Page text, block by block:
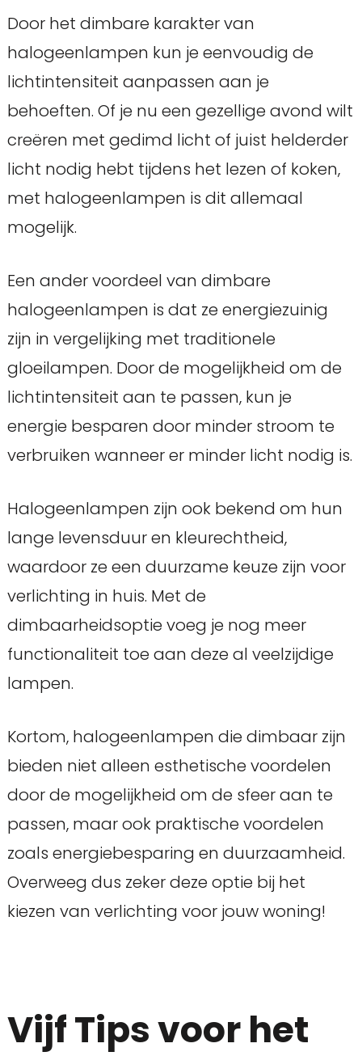
Door het dimbare karakter van
halogeenlampen kun je eenvoudig de
lichtintensiteit aanpassen aan je
behoeften. Of je nu een gezellige avond wilt
creëren met gedimd licht of juist helderder
licht nodig hebt tijdens het lezen of koken,
met halogeenlampen is dit allemaal
mogelijk.
Een ander voordeel van dimbare
halogeenlampen is dat ze energiezuinig
zijn in vergelijking met traditionele
gloeilampen. Door de mogelijkheid om de
lichtintensiteit aan te passen, kun je
energie besparen door minder stroom te
verbruiken wanneer er minder licht nodig is.
Halogeenlampen zijn ook bekend om hun
lange levensduur en kleurechtheid,
waardoor ze een duurzame keuze zijn voor
verlichting in huis. Met de
dimbaarheidsoptie voeg je nog meer
functionaliteit toe aan deze al veelzijdige
lampen.
Kortom, halogeenlampen die dimbaar zijn
bieden niet alleen esthetische voordelen
door de mogelijkheid om de sfeer aan te
passen, maar ook praktische voordelen
zoals energiebesparing en duurzaamheid.
Overweeg dus zeker deze optie bij het
kiezen van verlichting voor jouw woning!
Vijf Tips voor het